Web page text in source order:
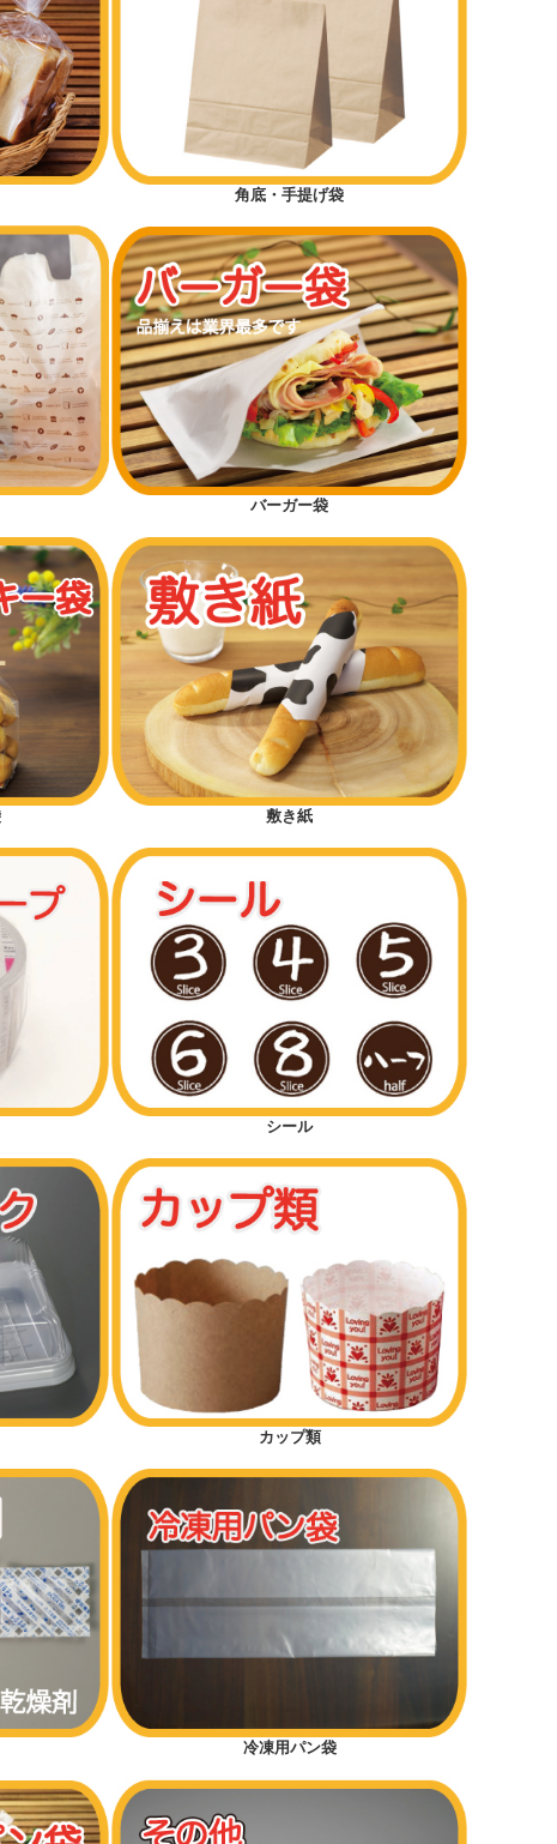
角底・手提げ袋
バーガー袋
敷き紙
シール
カップ類
冷凍用パン袋